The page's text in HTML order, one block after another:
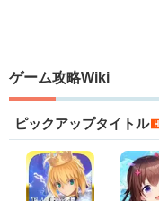
ゲーム攻略Wiki
ピックアップタイトル